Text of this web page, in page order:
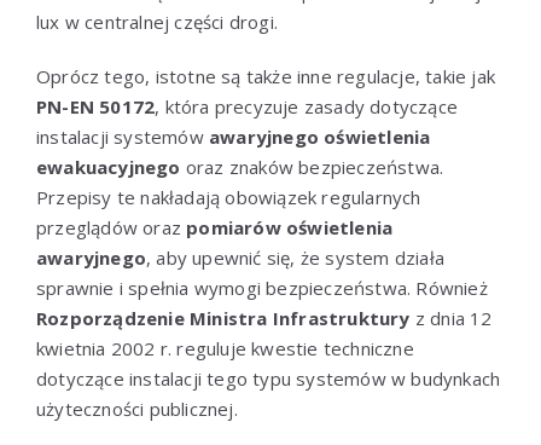
lux w centralnej części drogi.
Oprócz tego, istotne są także inne regulacje, takie jak
PN-EN 50172, która precyzuje zasady dotyczące
instalacji systemów awaryjnego oświetlenia
ewakuacyjnego oraz znaków bezpieczeństwa.
Przepisy te nakładają obowiązek regularnych
przeglądów oraz pomiarów oświetlenia
awaryjnego, aby upewnić się, że system działa
sprawnie i spełnia wymogi bezpieczeństwa. Również
Rozporządzenie Ministra Infrastruktury z dnia 12
kwietnia 2002 r. reguluje kwestie techniczne
dotyczące instalacji tego typu systemów w budynkach
użyteczności publicznej.